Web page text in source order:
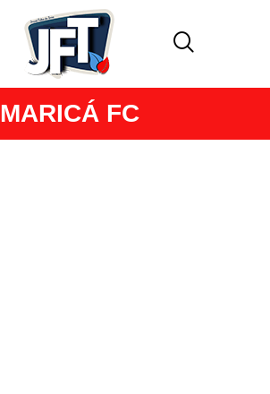
MARICÁ FC